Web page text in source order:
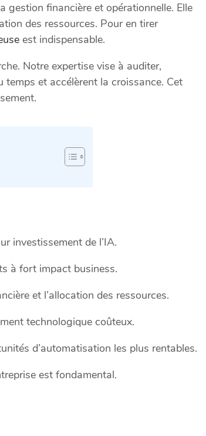
gestion financière et opérationnelle. Elle
des ressources. Pour en tirer
est indispensable.
Notre expertise vise à auditer,
et accélèrent la croissance. Cet
investissement de l’IA.
à fort impact business.
et l’allocation des ressources.
technologique coûteux.
d’automatisation les plus rentables.
est fondamental.